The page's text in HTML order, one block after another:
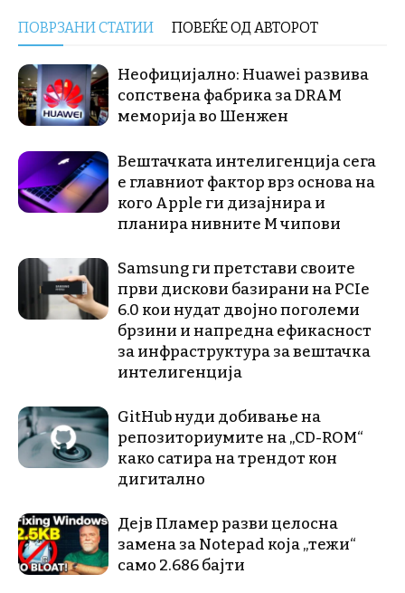
ПОВРЗАНИ СТАТИИ ПОВЕЌЕ ОД АВТОРОТ
Неофицијално: Huawei развива
сопствена фабрика за DRAM
меморија во Шенжен
Вештачката интелигенција сега
е главниот фактор врз основа на
кого Apple ги дизајнира и
планира нивните М чипови
Samsung ги претстави своите
први дискови базирани на PCIe
6.0 кои нудат двојно поголеми
брзини и напредна ефикасност
за инфраструктура за вештачка
интелигенција
GitHub нуди добивање на
репозиториумите на „CD-ROM“
како сатира на трендот кон
дигитално
Дејв Пламер разви целосна
замена за Notepad која „тежи“
само 2.686 бајти